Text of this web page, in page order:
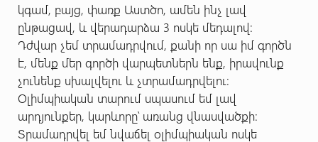
կգամ, բայց, փառք Աստծո, ամեն ինչ լավ
ընթացավ, և վերադարձա 3 ոսկե մեդալով:
Դժվար չեմ տրամադրվում, քանի որ սա իմ գործն
է, մենք մեր գործի վարպետներն ենք, իրավունք
չունենք սխալվելու և չտրամադրվելու։
Օլիմպիական տարում սպասում եմ լավ
արդյունքեր, կարևորը՝ առանց վնասվածքի։
Տրամադրվել եմ նվաճել օլիմպիական ոսկե